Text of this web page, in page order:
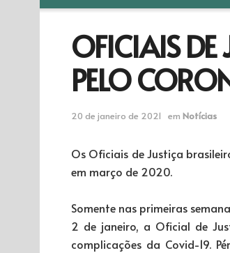
OFICIAIS
PELO
20 de janeiro de 2021 em Notícias
Os Oficiais de Justiça
em março de 2020.
Somente nas primeiras
2 de janeiro, a Oficial de
complicações da Covid-19.